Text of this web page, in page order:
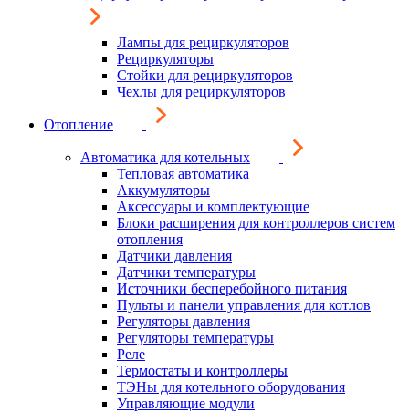
Лампы для рециркуляторов
Рециркуляторы
Стойки для рециркуляторов
Чехлы для рециркуляторов
Отопление
Автоматика для котельных
Тепловая автоматика
Аккумуляторы
Аксессуары и комплектующие
Блоки расширения для контроллеров систем
отопления
Датчики давления
Датчики температуры
Источники бесперебойного питания
Пульты и панели управления для котлов
Регуляторы давления
Регуляторы температуры
Реле
Термостаты и контроллеры
ТЭНы для котельного оборудования
Управляющие модули